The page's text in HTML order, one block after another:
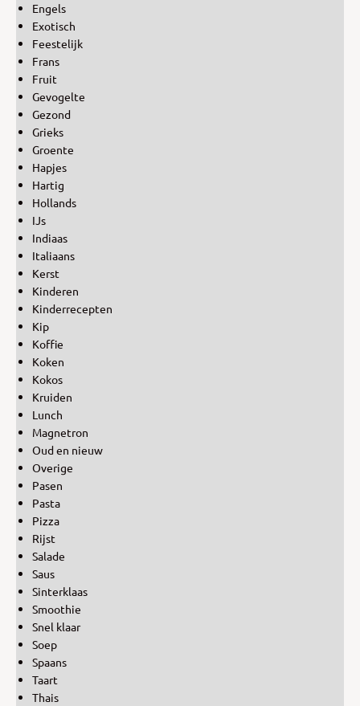
Engels
Exotisch
Feestelijk
Frans
Fruit
Gevogelte
Gezond
Grieks
Groente
Hapjes
Hartig
Hollands
IJs
Indiaas
Italiaans
Kerst
Kinderen
Kinderrecepten
Kip
Koffie
Koken
Kokos
Kruiden
Lunch
Magnetron
Oud en nieuw
Overige
Pasen
Pasta
Pizza
Rijst
Salade
Saus
Sinterklaas
Smoothie
Snel klaar
Soep
Spaans
Taart
Thais